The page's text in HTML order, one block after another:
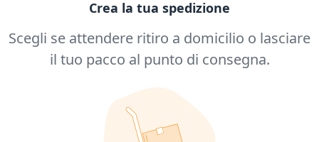
Crea la tua spedizione
Scegli se attendere ritiro a domicilio o lasciare
il tuo pacco al punto di consegna.